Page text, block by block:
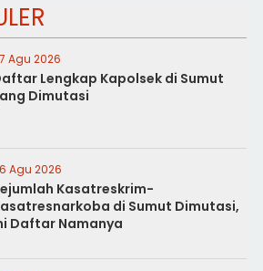
Agu 2026
Lengkap Kapolsek di Sumut
Dimutasi
Agu 2026
Kasatreskrim-
di Sumut Dimutasi,
Daftar Namanya